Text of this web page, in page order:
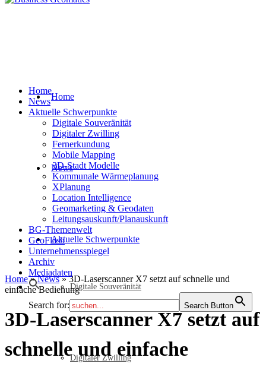
Home
News
Aktuelle Schwerpunkte
Digitale Souveränität
Digitaler Zwilling
Home
News
Aktuelle Schwerpunkte
Digitale Souveränität
Digitaler Zwilling
Fernerkundung
Mobile Mapping
3D-Stadt Modelle
Kommunale Wärmeplanung
XPlanung
Location Intelligence
Geomarketing & Geodaten
Leitungsauskunft/Planauskunft
BG-Themenwelt
GeoFlash
Unternehmensspiegel
Archiv
Mediadaten
Search for: Search Button
Home»News»3D-Laserscanner X7 setzt auf schnelle und
einfache Bedienung
3D-Laserscanner X7 setzt auf
schnelle und einfache